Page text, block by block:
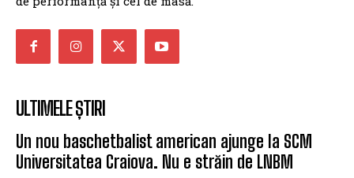
ULTIMELE ȘTIRI
Un nou baschetbalist american ajunge la SCM
Universitatea Craiova. Nu e străin de LNBM